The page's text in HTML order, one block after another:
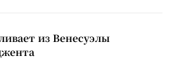
из Венесуэлы